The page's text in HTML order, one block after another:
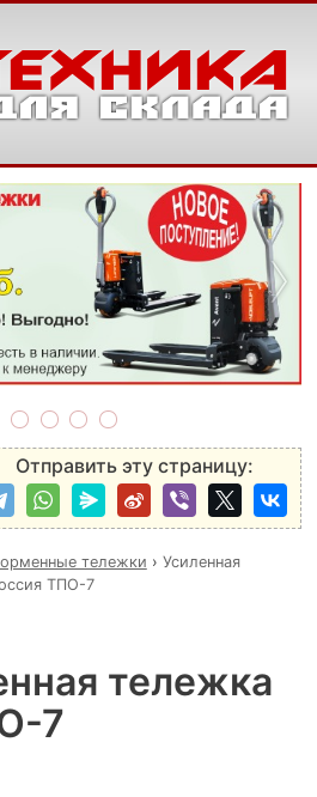
›
Отправить эту страницу:
тележки › Усиленная
ТПО-7
тележка
7